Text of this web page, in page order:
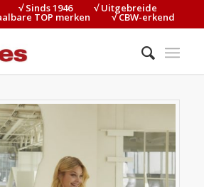
Sinds 1946⠀⠀⠀√ Uitgebreide
TOP merken⠀⠀⠀√ CBW-erkend